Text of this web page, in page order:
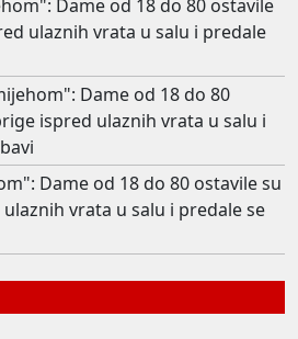
Dame od 18 do 80 ostavile
ulaznih vrata u salu i predale
Dame od 18 do 80
ispred ulaznih vrata u salu i
Dame od 18 do 80 ostavile su
vrata u salu i predale se